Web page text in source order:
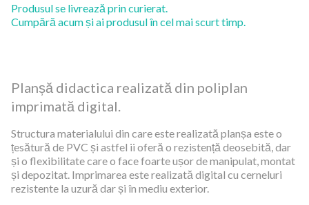
Produsul se livrează prin curierat.
Cumpără acum și ai produsul în cel mai scurt timp.
Planșă didactica realizată din poliplan
imprimată digital.
Structura materialului din care este realizată planșa este o
țesătură de PVC și astfel ii oferă o rezistență deosebită, dar
și o flexibilitate care o face foarte ușor de manipulat, montat
și depozitat. Imprimarea este realizată digital cu cerneluri
rezistente la uzură dar și în mediu exterior.